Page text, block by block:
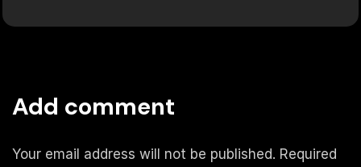
Add comment
Your email address will not be published. Required